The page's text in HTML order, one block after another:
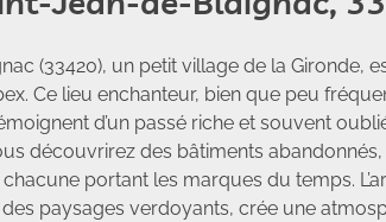
(33420), un petit village de la Gironde,
Ce lieu enchanteur, bien que peu
d’un passé riche et souvent
découvrirez des bâtiments
portant les marques du temps.
paysages verdoyants, crée une